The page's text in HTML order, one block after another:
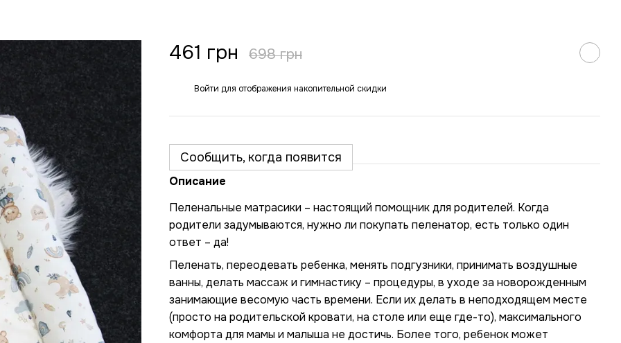
461 грн 698 грн
Войти для отображения накопительной скидки
Сообщить, когда появится
Описание
Пеленальные матрасики – настоящий помощник для родителей. Когда
родители задумываются, нужно ли покупать пеленатор, есть только один
ответ – да!
Пеленать, переодевать ребенка, менять подгузники, принимать воздушные
ванны, делать массаж и гимнастику – процедуры, в уходе за новорожденным
занимающие весомую часть времени. Если их делать в неподходящем месте
(просто на родительской кровати, на столе или еще где-то), максимального
комфорта для мамы и малыша не достичь. Более того, ребенок может